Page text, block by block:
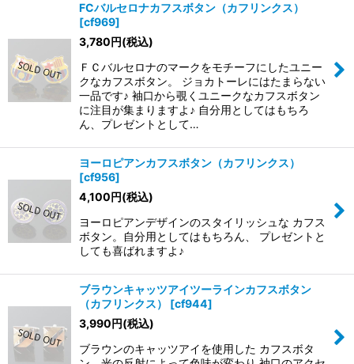
FCバルセロナカフスボタン（カフリンクス）
[cf969]
3,780円(税込)
ＦＣバルセロナのマークをモチーフにしたユニー
クなカフスボタン。 ジョカトーレにはたまらない
一品です♪ 袖口から覗くユニークなカフスボタン
に注目が集まりますよ♪ 自分用としてはもちろ
ん、プレゼントとして…
ヨーロピアンカフスボタン（カフリンクス）
[cf956]
4,100円(税込)
ヨーロピアンデザインのスタイリッシュな カフス
ボタン。自分用としてはもちろん、 プレゼントと
しても喜ばれますよ♪
ブラウンキャッツアイツーラインカフスボタン
（カフリンクス）
[cf944]
3,990円(税込)
ブラウンのキャッツアイを使用した カフスボタ